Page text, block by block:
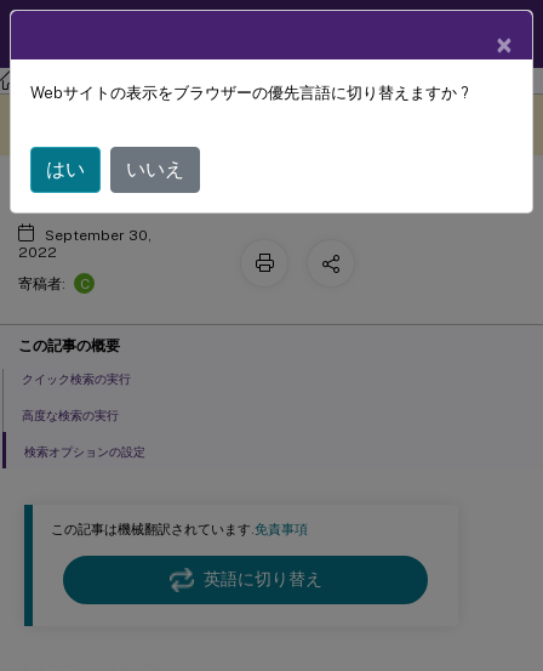
Session Recording Session Recording 2207
この記事は機械翻訳されています.免責事項
英語に切り替え
録画の検索
September 30,
2022
寄稿者:
C
この記事の概要
クイック検索の実行
高度な検索の実行
検索オプションの設定
×
Webサイトの表示をブラウザーの優先言語に切り替えますか ?
はい いいえ